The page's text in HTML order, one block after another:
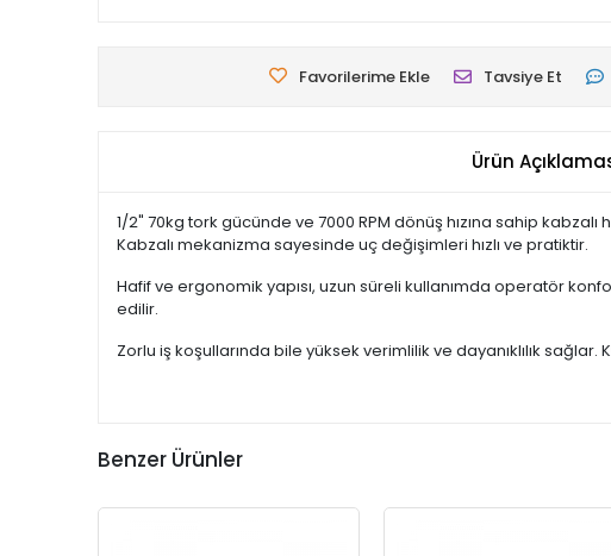
Favorilerime Ekle Tavsiye Et
Ürün
1/2" 70kg tork gücünde ve 7000 RPM dönüş hızına sahip
Kabzalı mekanizma sayesinde uç değişimleri hızlı ve pratiktir.
Hafif ve ergonomik yapısı, uzun süreli kullanımda operatör
edilir.
Zorlu iş koşullarında bile yüksek verimlilik ve dayanıklılık
Benzer Ürünler